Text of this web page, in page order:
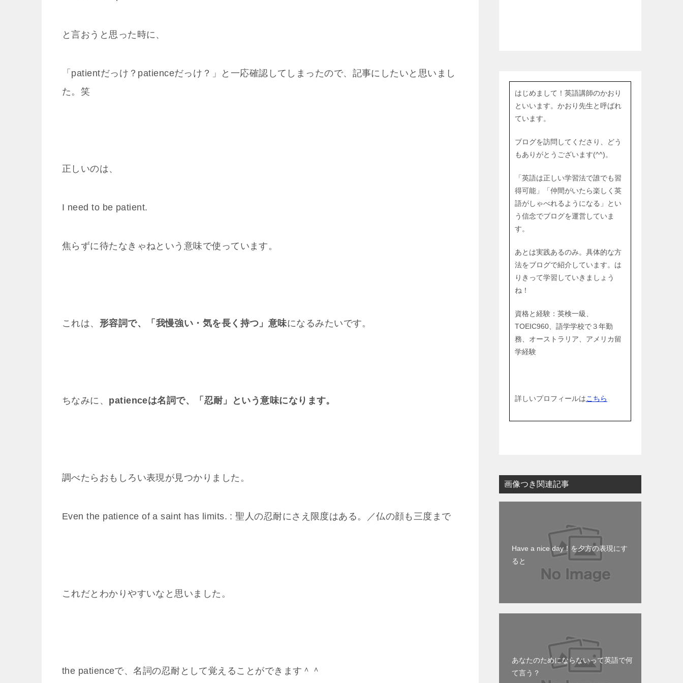
と言おうと思った時に、
「patientだっけ？patienceだっけ？」と一応確認してしまったので、記事にしたいと思いまし
た。笑
正しいのは、
I need to be patient.
焦らずに待たなきゃねという意味で使っています。
これは、 形容詞で、「我慢強い・気を長く持つ」意味になるみたいです。
ちなみに、 patienceは名詞で、「忍耐」という意味になります。
調べたらおもしろい表現が見つかりました。
Even the patience of a saint has limits. : 聖人の忍耐にさえ限度はある。／仏の顔も三度まで
これだとわかりやすいなと思いました。
the patienceで、名詞の忍耐として覚えることができます＾＾
はじめまして！英語講師のかおり
といいます。かおり先生と呼ばれ
ています。
ブログを訪問してくださり、どう
もありがとうございます(^^)。
「英語は正しい学習法で誰でも習
得可能」「仲間がいたら楽しく英
語がしゃべれるようになる」とい
う信念でブログを運営していま
す。
あとは実践あるのみ。具体的な方
法をブログで紹介しています。は
りきって学習していきましょう
ね！
資格と経験：英検一級、
TOEIC960、語学学校で３年勤
務、オーストラリア、アメリカ留
学経験
詳しいプロフィールはこちら
画像つき関連記事
Have a nice day！を夕方の表現にす
ると
あなたのためにならないって英語で何
て言う？